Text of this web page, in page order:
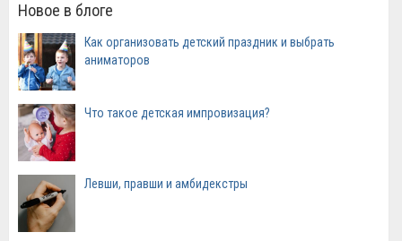
Новое в блоге
Как организовать детский праздник и выбрать
аниматоров
Что такое детская импровизация?
Левши, правши и амбидекстры